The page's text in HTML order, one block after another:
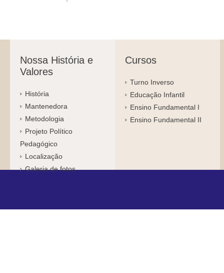
Nossa História e
Valores
História
Mantenedora
Metodologia
Projeto Político
Pedagógico
Localização
Galeria de fotos
Cursos
Turno Inverso
Educação Infantil
Ensino Fundamental I
Ensino Fundamental II